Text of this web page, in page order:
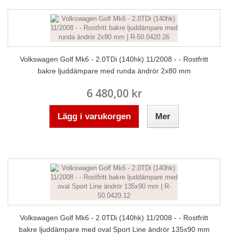
Volkswagen Golf Mk6 - 2.0TDi (140hk) 11/2008 - - Rostfritt
bakre ljuddämpare med runda ändrör 2x80 mm
6 480,00 kr
Lägg i varukorgen Mer
Volkswagen Golf Mk6 - 2.0TDi (140hk) 11/2008 - - Rostfritt
bakre ljuddämpare med oval Sport Line ändrör 135x90 mm